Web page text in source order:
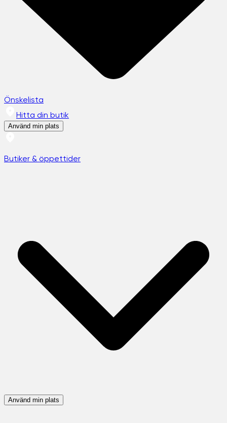
Önskelista
Hitta din butik
Använd min plats
Butiker & öppettider
Använd min plats